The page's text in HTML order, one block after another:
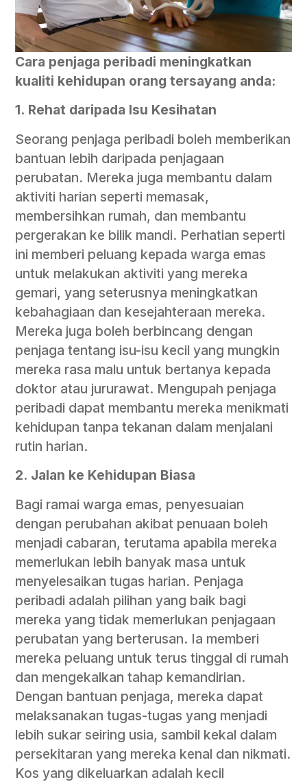
Cara penjaga peribadi meningkatkan
kualiti kehidupan orang tersayang anda:
1. Rehat daripada Isu Kesihatan
Seorang penjaga peribadi boleh memberikan
bantuan lebih daripada penjagaan
perubatan. Mereka juga membantu dalam
aktiviti harian seperti memasak,
membersihkan rumah, dan membantu
pergerakan ke bilik mandi. Perhatian seperti
ini memberi peluang kepada warga emas
untuk melakukan aktiviti yang mereka
gemari, yang seterusnya meningkatkan
kebahagiaan dan kesejahteraan mereka.
Mereka juga boleh berbincang dengan
penjaga tentang isu-isu kecil yang mungkin
mereka rasa malu untuk bertanya kepada
doktor atau jururawat. Mengupah penjaga
peribadi dapat membantu mereka menikmati
kehidupan tanpa tekanan dalam menjalani
rutin harian.
2. Jalan ke Kehidupan Biasa
Bagi ramai warga emas, penyesuaian
dengan perubahan akibat penuaan boleh
menjadi cabaran, terutama apabila mereka
memerlukan lebih banyak masa untuk
menyelesaikan tugas harian. Penjaga
peribadi adalah pilihan yang baik bagi
mereka yang tidak memerlukan penjagaan
perubatan yang berterusan. Ia memberi
mereka peluang untuk terus tinggal di rumah
dan mengekalkan tahap kemandirian.
Dengan bantuan penjaga, mereka dapat
melaksanakan tugas-tugas yang menjadi
lebih sukar seiring usia, sambil kekal dalam
persekitaran yang mereka kenal dan nikmati.
Kos yang dikeluarkan adalah kecil